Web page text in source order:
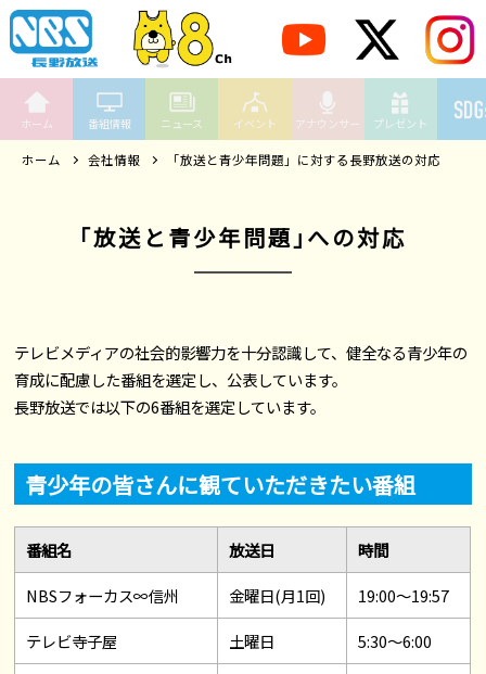
ホーム 番組情報 ニュース イベント アナウンサー プレゼント
ホーム 会社情報 「放送と青少年問題」に対する長野放送の対応
｢放送と 青少年問題｣ への対応
テレビメディアの社会的影響力を十分認識して、健全なる青少年の
育成に配慮した番組を選定し、公表しています。
長野放送では以下の6番組を選定しています。
青少年の皆さんに観ていただきたい番組
番組名 放送日
時間
NBSフォーカス∞信州
金曜日(月1回)
19:00～19:57
テレビ寺子屋
土曜日
5:30～6:00